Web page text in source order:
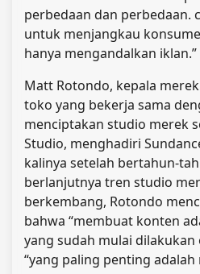
perbedaan dan perbedaan.
untuk menjangkau
hanya mengandalkan iklan.”
Matt Rotondo, kepala
toko yang bekerja sama
menciptakan studio merek
Studio, menghadiri
kalinya setelah bertahun-
berlanjutnya tren studio
berkembang, Rotondo
bahwa “membuat konten
yang sudah mulai
“yang paling penting